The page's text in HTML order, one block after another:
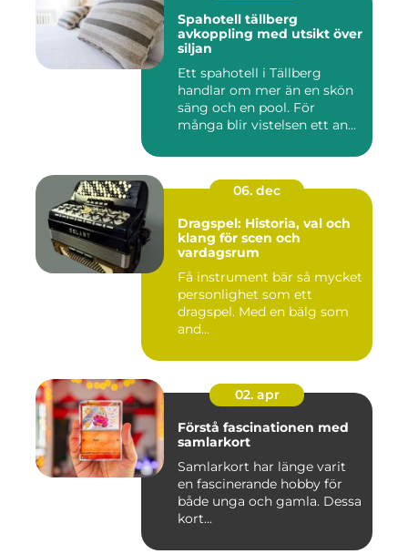
Spahotell tällberg
avkoppling med utsikt över
siljan
Ett spahotell i Tällberg
handlar om mer än en skön
säng och en pool. För
många blir vistelsen ett an...
06. dec
Dragspel: Historia, val och
klang för scen och
vardagsrum
Få instrument bär så mycket
personlighet som ett
dragspel. Med en bälg som
and...
02. apr
Förstå fascinationen med
samlarkort
Samlarkort har länge varit
en fascinerande hobby för
både unga och gamla. Dessa
kort...